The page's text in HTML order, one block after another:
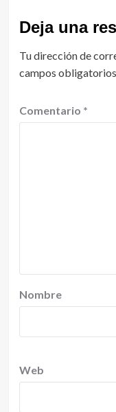
Deja una
Tu dirección de
campos
Comentario *
Nombre
Web